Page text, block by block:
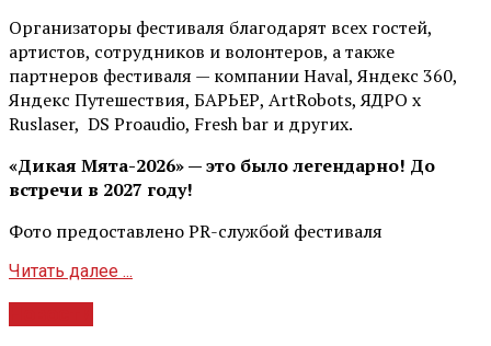
Организаторы фестиваля благодарят всех гостей,
артистов, сотрудников и волонтеров, а также
партнеров фестиваля — компании Haval, Яндекс 360,
Яндекс Путешествия, БАРЬЕР, ArtRobots, ЯДРО х
Ruslaser, DS Proaudio, Fresh bar и других.
«Дикая Мята-2026» — это было легендарно! До
встречи в 2027 году!
Фото предоставлено PR-службой фестиваля
Читать далее ...